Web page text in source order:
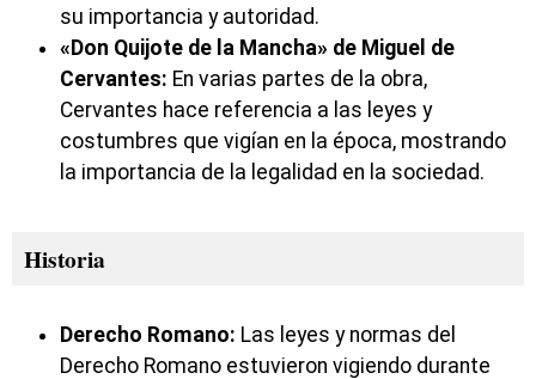
su importancia y autoridad.
«Don Quijote de la Mancha» de Miguel de
Cervantes: En varias partes de la obra,
Cervantes hace referencia a las leyes y
costumbres que vigían en la época, mostrando
la importancia de la legalidad en la sociedad.
Historia
Derecho Romano: Las leyes y normas del
Derecho Romano estuvieron vigiendo durante